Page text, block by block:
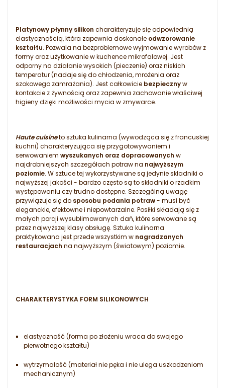
Platynowy płynny silikon charakteryzuje się odpowiednią
elastycznością, która zapewnia doskonałe odwzorowanie
kształtu. Pozwala na bezproblemowe wyjmowanie wyrobów z
formy oraz użytkowanie w kuchence mikrofalowej. Jest
odporny na działanie wysokich (pieczenie) oraz niskich
temperatur (nadaje się do chłodzenia, mrożenia oraz
szokowego zamrażania). Jest całkowicie bezpiecznyw
kontakcie z żywnością oraz zapewnia zachowanie właściwej
higieny dzięki możliwości mycia w zmywarce.
Haute cuisineto sztuka kulinarna (wywodząca się z francuskiej
kuchni) charakteryzująca się przygotowywaniem i
serwowaniem wyszukanych oraz dopracowanych w
najdrobniejszych szczegółach potraw na najwyższym
poziomie. W sztuce tej wykorzystywane są jedynie składniki o
najwyższej jakości - bardzo często są to składniki o rzadkim
występowaniu czy trudno dostępne. Szczególną uwagę
przywiązuje się do sposobu podania potraw- musi być
eleganckie, efektowne i niepowtarzalne. Posiłki składają się z
małych porcji wysublimowanych dań, które serwowane są
przez najwyższej klasy obsługę. Sztuka kulinarna
praktykowana jest przede wszystkim w nagradzanych
restauracjach na najwyższym (światowym) poziomie.
CHARAKTERYSTYKA FORM SILIKONOWYCH
elastyczność (forma po złożeniu wraca do swojego
pierwotnego kształtu)
wytrzymałość (materiał nie pęka i nie ulega uszkodzeniom
mechanicznym)